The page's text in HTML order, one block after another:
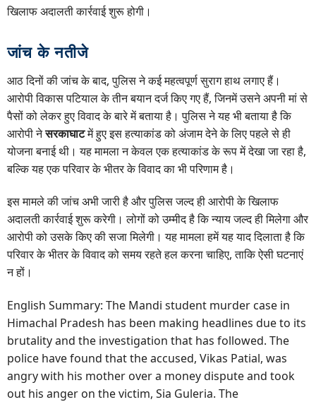
खिलाफ अदालती कार्रवाई शुरू होगी।
जांच के नतीजे
आठ दिनों की जांच के बाद, पुलिस ने कई महत्वपूर्ण सुराग हाथ लगाए हैं।
आरोपी विकास पटियाल के तीन बयान दर्ज किए गए हैं, जिनमें उसने अपनी मां से
पैसों को लेकर हुए विवाद के बारे में बताया है। पुलिस ने यह भी बताया है कि
आरोपी नेसरकाघाटमें हुए इस हत्याकांड को अंजाम देने के लिए पहले से ही
योजना बनाई थी। यह मामला न केवल एक हत्याकांड के रूप में देखा जा रहा है,
बल्कि यह एक परिवार के भीतर के विवाद का भी परिणाम है।
इस मामले की जांच अभी जारी है और पुलिस जल्द ही आरोपी के खिलाफ
अदालती कार्रवाई शुरू करेगी। लोगों को उम्मीद है कि न्याय जल्द ही मिलेगा और
आरोपी को उसके किए की सजा मिलेगी। यह मामला हमें यह याद दिलाता है कि
परिवार के भीतर के विवाद को समय रहते हल करना चाहिए, ताकि ऐसी घटनाएं
न हों।
English Summary: The Mandi student murder case in
Himachal Pradesh has been making headlines due to its
brutality and the investigation that has followed. The
police have found that the accused, Vikas Patial, was
angry with his mother over a money dispute and took
out his anger on the victim, Sia Guleria. The